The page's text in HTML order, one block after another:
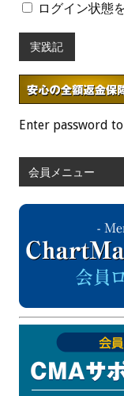
ログイン状態
実践記
Enter password
会員メニュー